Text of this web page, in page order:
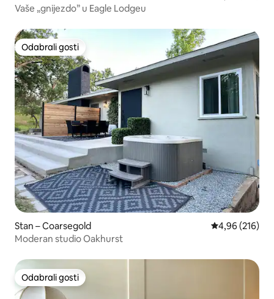
Vaše „gnijezdo” u Eagle Lodgeu
Odabrali gosti
Odabrali gosti
Stan – Coarsegold Prosječna
4,96 (216)
Moderan studio Oakhurst
Odabrali gosti
Odabrali gosti